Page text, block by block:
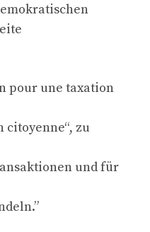
pour une taxation
citoyenne“, zu
und für